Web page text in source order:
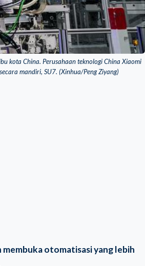
kota China. Perusahaan teknologi China Xiaomi
mandiri, SU7. (Xinhua/Peng Ziyang)
otomatisasi yang lebih